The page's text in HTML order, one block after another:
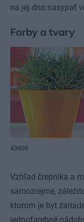
na jej dno nasypať
Farby a tvary
43909
Vzhľad črepníka a
samozrejme,
ktorom je byt
jednofarebné